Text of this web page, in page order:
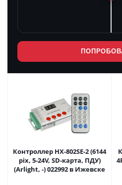
Контроллер HX-802SE-2 (6144
pix, 5-24V, SD-карта, ПДУ)
(Arlight, -) 022992 в Ижевске